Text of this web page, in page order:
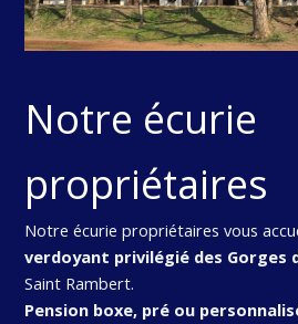
Notre écurie
propriétaires
Notre écurie propriétaires vous
verdoyant privilégié des Gorges
Saint Rambert.
Pension boxe, pré ou